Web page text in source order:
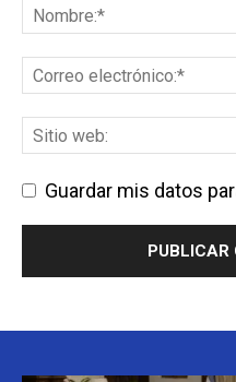
Guardar mis datos